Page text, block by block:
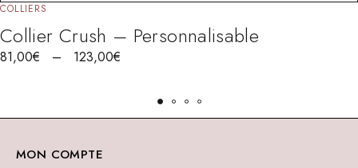
COLLIERS
Collier Crush – Personnalisable
81,00€ – 123,00€
MON COMPTE